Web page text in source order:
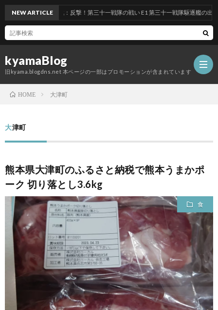
kyamaBlog
旧kyama.blogdns.net 本ページの一部はプロモーションが含まれています
NEW ARTICLE
ベント 前段作戦：反撃！第三十一戦隊の戦い E1 第三十一戦隊駆逐艦の出撃 九
HOME 大津町
大津町
熊本県大津町のふるさと納税で熊本うまかポ
ーク 切り落とし3.6kg
食